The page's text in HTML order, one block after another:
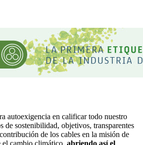
autoexigencia en calificar todo nuestro
de sostenibilidad, objetivos, transparentes
de los cables en la misión de
el cambio climático, abriendo así el